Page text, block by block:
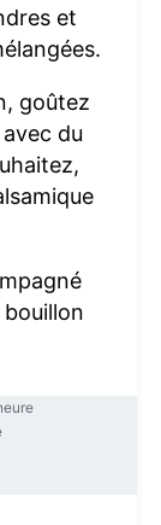
et
goûtez
du